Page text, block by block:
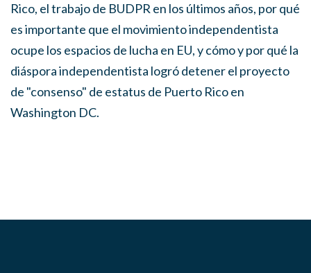
Rico, el trabajo de BUDPR en los últimos años, por qué
es importante que el movimiento independentista
ocupe los espacios de lucha en EU, y cómo y por qué la
diáspora independentista logró detener el proyecto
de "consenso" de estatus de Puerto Rico en
Washington DC.